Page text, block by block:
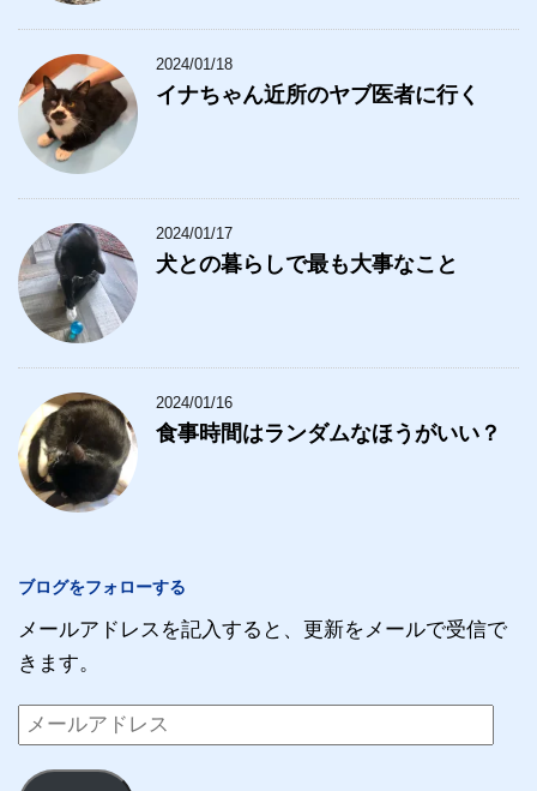
2024/01/18
イナちゃん近所のヤブ医者に行く
2024/01/17
犬との暮らしで最も大事なこと
2024/01/16
食事時間はランダムなほうがいい？
ブログをフォローする
メールアドレスを記入すると、更新をメールで受信で
きます。
メ
ー